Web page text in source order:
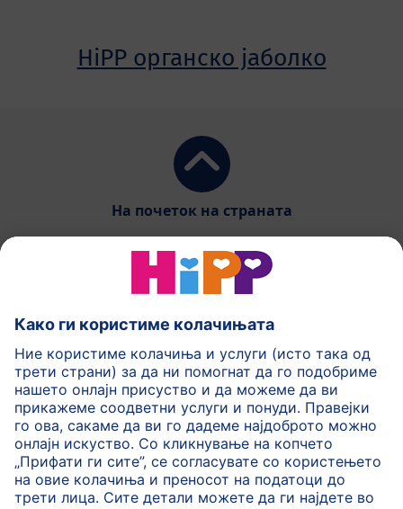
HiPP органско јаболко
На почеток на страната
HiPP Млечни формули
HiPP Храна за бебиња
HiPP за деца
HiPP Нега за кожа
HiPP Бременост
Политика на приватност
Услови на користење
Импринт
Повеќе за HiPP Контакт